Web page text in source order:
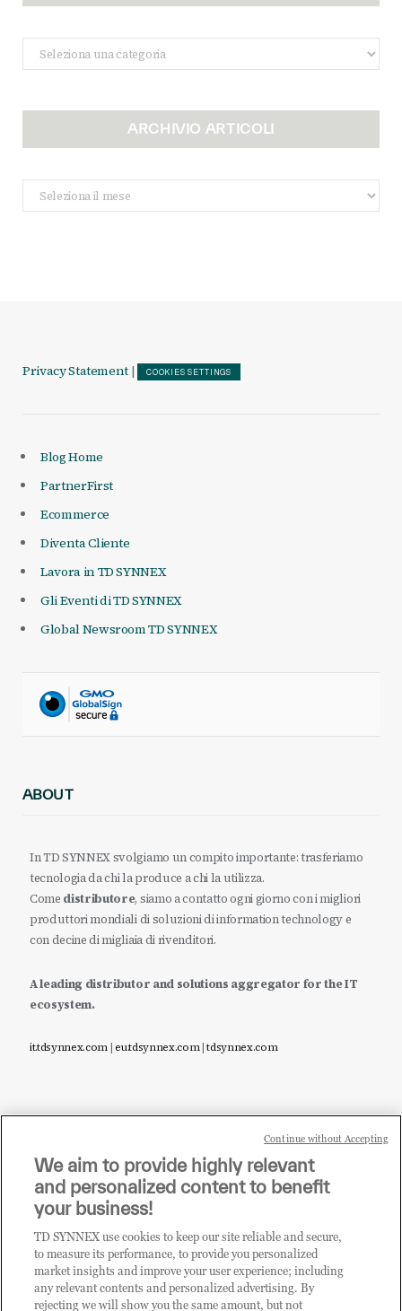
Categorie
ARCHIVIO ARTICOLI
Archivio
Articoli
Privacy Statement | COOKIES SETTINGS
Blog Home
PartnerFirst
Ecommerce
Diventa Cliente
Lavora in TD SYNNEX
Gli Eventi di TD SYNNEX
Global Newsroom TD SYNNEX
ABOUT
In TD SYNNEX svolgiamo un compito importante: trasferiamo
tecnologia da chi la produce a chi la utilizza.
Come distributore, siamo a contatto ogni giorno con i migliori
produttori mondiali di soluzioni di information technology e
con decine di migliaia di rivenditori.
A leading distributor and solutions aggregator for the IT
ecosystem.
it.tdsynnex.com|eu.tdsynnex.com|tdsynnex.com
Sei un rivenditore di tecnologia e desideri acquistare
i prodotti o le soluzioni trattate sul blog?
CLICCA QUI E DIVENTA
CLIENTE TD SYNNEX
We aim to provide highly relevant
and personalized content to benefit
your business!
TD SYNNEX use cookies to keep our site reliable and secure,
to measure its performance, to provide you personalized
market insights and improve your user experience; including
any relevant contents and personalized advertising. By
rejecting we will show you the same amount, but not
Continue without Accepting